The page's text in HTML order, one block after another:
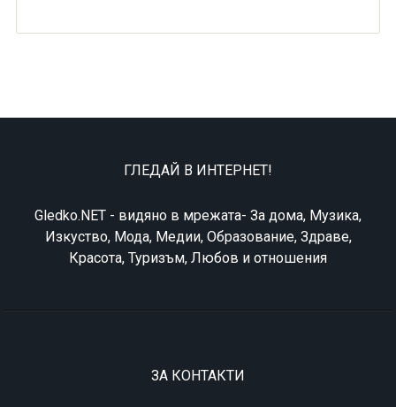
ГЛЕДАЙ В ИНТЕРНЕТ!
Gledko.NET - видяно в мрежата- За дома, Музика,
Изкуство, Мода, Медии, Образование, Здраве,
Красота, Туризъм, Любов и отношения
ЗА КОНТАКТИ